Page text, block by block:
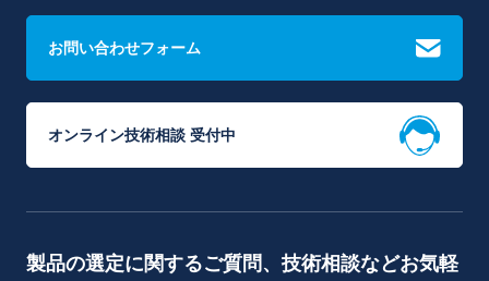
お問い合わせフォーム
オンライン技術相談 受付中
製品の選定に関するご質問、技術相談などお気軽